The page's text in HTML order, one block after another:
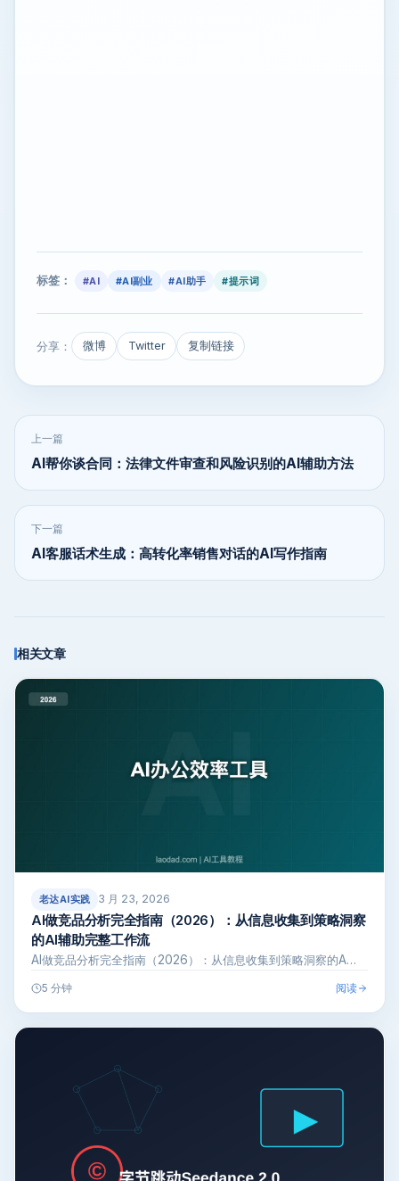
标签： #AI #AI副业 #AI助手 #提示词
分享： 微博 Twitter 复制链接
上一篇
AI帮你谈合同：法律文件审查和风险识别的AI辅助方法
下一篇
AI客服话术生成：高转化率销售对话的AI写作指南
相关文章
老达AI实践 3 月 23, 2026
AI做竞品分析完全指南（2026）：从信息收集到策略洞察
的AI辅助完整工作流
AI做竞品分析完全指南（2026）：从信息收集到策略洞察的A…
5 分钟 阅读